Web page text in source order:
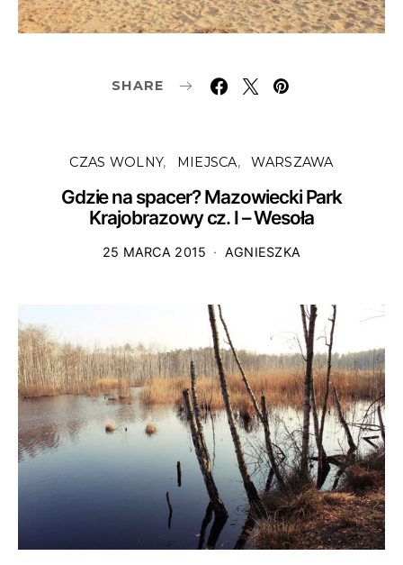
SHARE
CZAS WOLNY MIEJSCA WARSZAWA
Gdzie na spacer? Mazowiecki Park
Krajobrazowy cz. I – Wesoła
25 MARCA 2015 AGNIESZKA